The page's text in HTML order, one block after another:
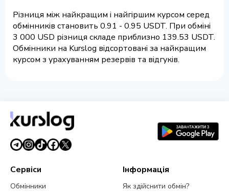
Різниця між найкращим і найгіршим курсом серед
обмінників становить 0.91 - 0.95 USDT. При обміні
3 000 USD різниця складе приблизно 139.53 USDT.
Обмінники на Kurslog відсортовані за найкращим
курсом з урахуванням резервів та відгуків.
Сервіси
Обмінники
Інформація
Як здійснити обмін?